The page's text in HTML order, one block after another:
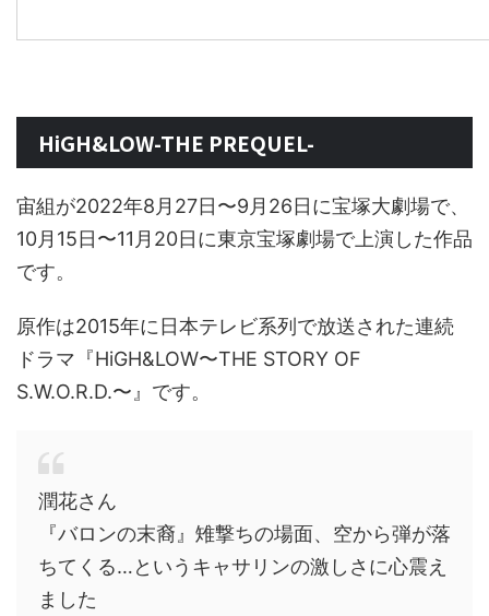
HiGH&LOW-THE PREQUEL-
宙組が2022年8月27日〜9月26日に宝塚大劇場で、
10月15日〜11月20日に東京宝塚劇場で上演した作品
です。
原作は2015年に日本テレビ系列で放送された連続
ドラマ『HiGH&LOW〜THE STORY OF
S.W.O.R.D.〜』です。
潤花さん
『バロンの末裔』雉撃ちの場面、空から弾が落
ちてくる…というキャサリンの激しさに心震え
ました